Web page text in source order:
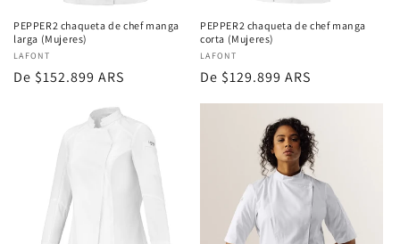
PEPPER2 chaqueta de chef manga
larga (Mujeres)
Proveedor:
LAFONT
Precio
De $152.899 ARS
PEPPER2 chaqueta de chef manga
corta (Mujeres)
Proveedor:
LAFONT
Precio
De $129.899 ARS